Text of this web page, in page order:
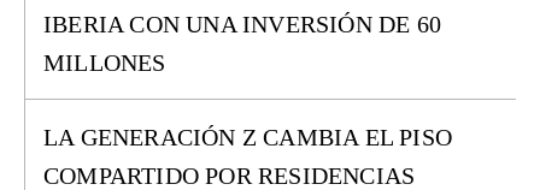
IBERIA CON UNA INVERSIÓN DE 60
MILLONES
LA GENERACIÓN Z CAMBIA EL PISO
COMPARTIDO POR RESIDENCIAS